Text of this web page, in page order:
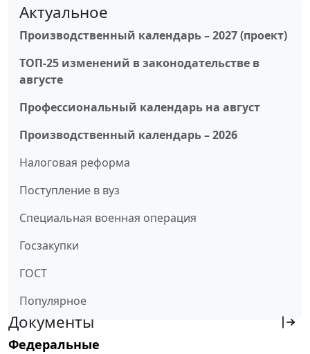
Актуальное
Производственный календарь – 2027 (проект)
ТОП-25 изменений в законодательстве в
августе
Профессиональный календарь на август
Производственный календарь – 2026
Налоговая реформа
Поступление в вуз
Специальная военная операция
Госзакупки
ГОСТ
Популярное
Документы
Федеральные